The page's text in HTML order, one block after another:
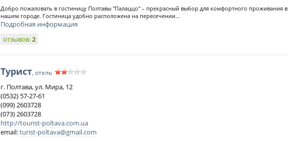
Добро пожаловать в гостиницу Полтавы "Палаццо" – прекрасный выбор для комфортного проживания в
нашем городе. Гостиница удобно расположена на пересечении...
Подробная информация
отзывов:2
Турист, отель
г. Полтава, ул. Мира, 12
(0532) 57-27-61
(099) 2603728
(073) 2603728
http://tourist-poltava.com.ua
email:turist-poltava@gmail.com